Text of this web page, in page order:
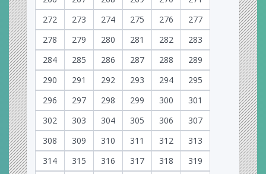
272
273 274 275 276
277
278
279 280 281 282
283
284
285 286 287 288
289
290
291 292 293 294
295
296
297 298 299 300
301
302
303 304 305 306
307
308
309 310 311 312
313
314
315 316 317 318
319